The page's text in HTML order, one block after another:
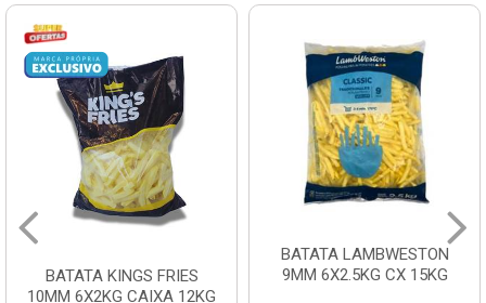
9MM 6X2.5KG CX 15KG
BATATA LAMBWESTON
7MM 8X2,25KG CX 18KG